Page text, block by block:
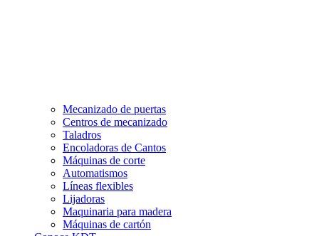
Mecanizado de puertas
Centros de mecanizado
Taladros
Encoladoras de Cantos
Máquinas de corte
Automatismos
Líneas flexibles
Lijadoras
Maquinaria para madera
Máquinas de cartón